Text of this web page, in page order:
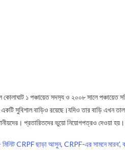
১ পঞ্চায়েত সদস‍্য ও ২০০৮ সালে পঞ্চায়েত
সুবিশাল বাড়িও রয়েছে।যদিও তার বাড়ি এখন
প্রতারিতদের ভুয়ো নিয়োগপত্রও দেওয়া
মিনিট CRPF ছাড়া আসুন, CRPF-এর সামনে মারব’,